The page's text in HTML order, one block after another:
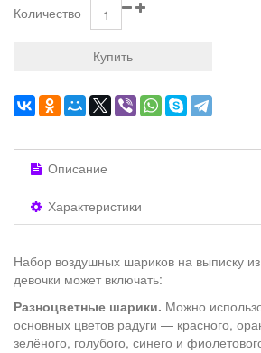
Количество
Купить
Описание
Характеристики
Набор воздушных шариков на выписку
девочки может включать:
Разноцветные шарики. Можно
основных цветов радуги — красного,
зелёного, голубого, синего и